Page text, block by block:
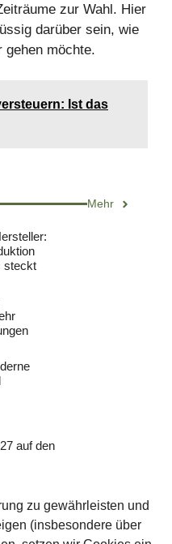
zu gewährleisten und
(insbesondere über
zur Wahl. Hier
darüber sein, wie
gehen möchte.
Ist das
Mehr
steckt
auf den